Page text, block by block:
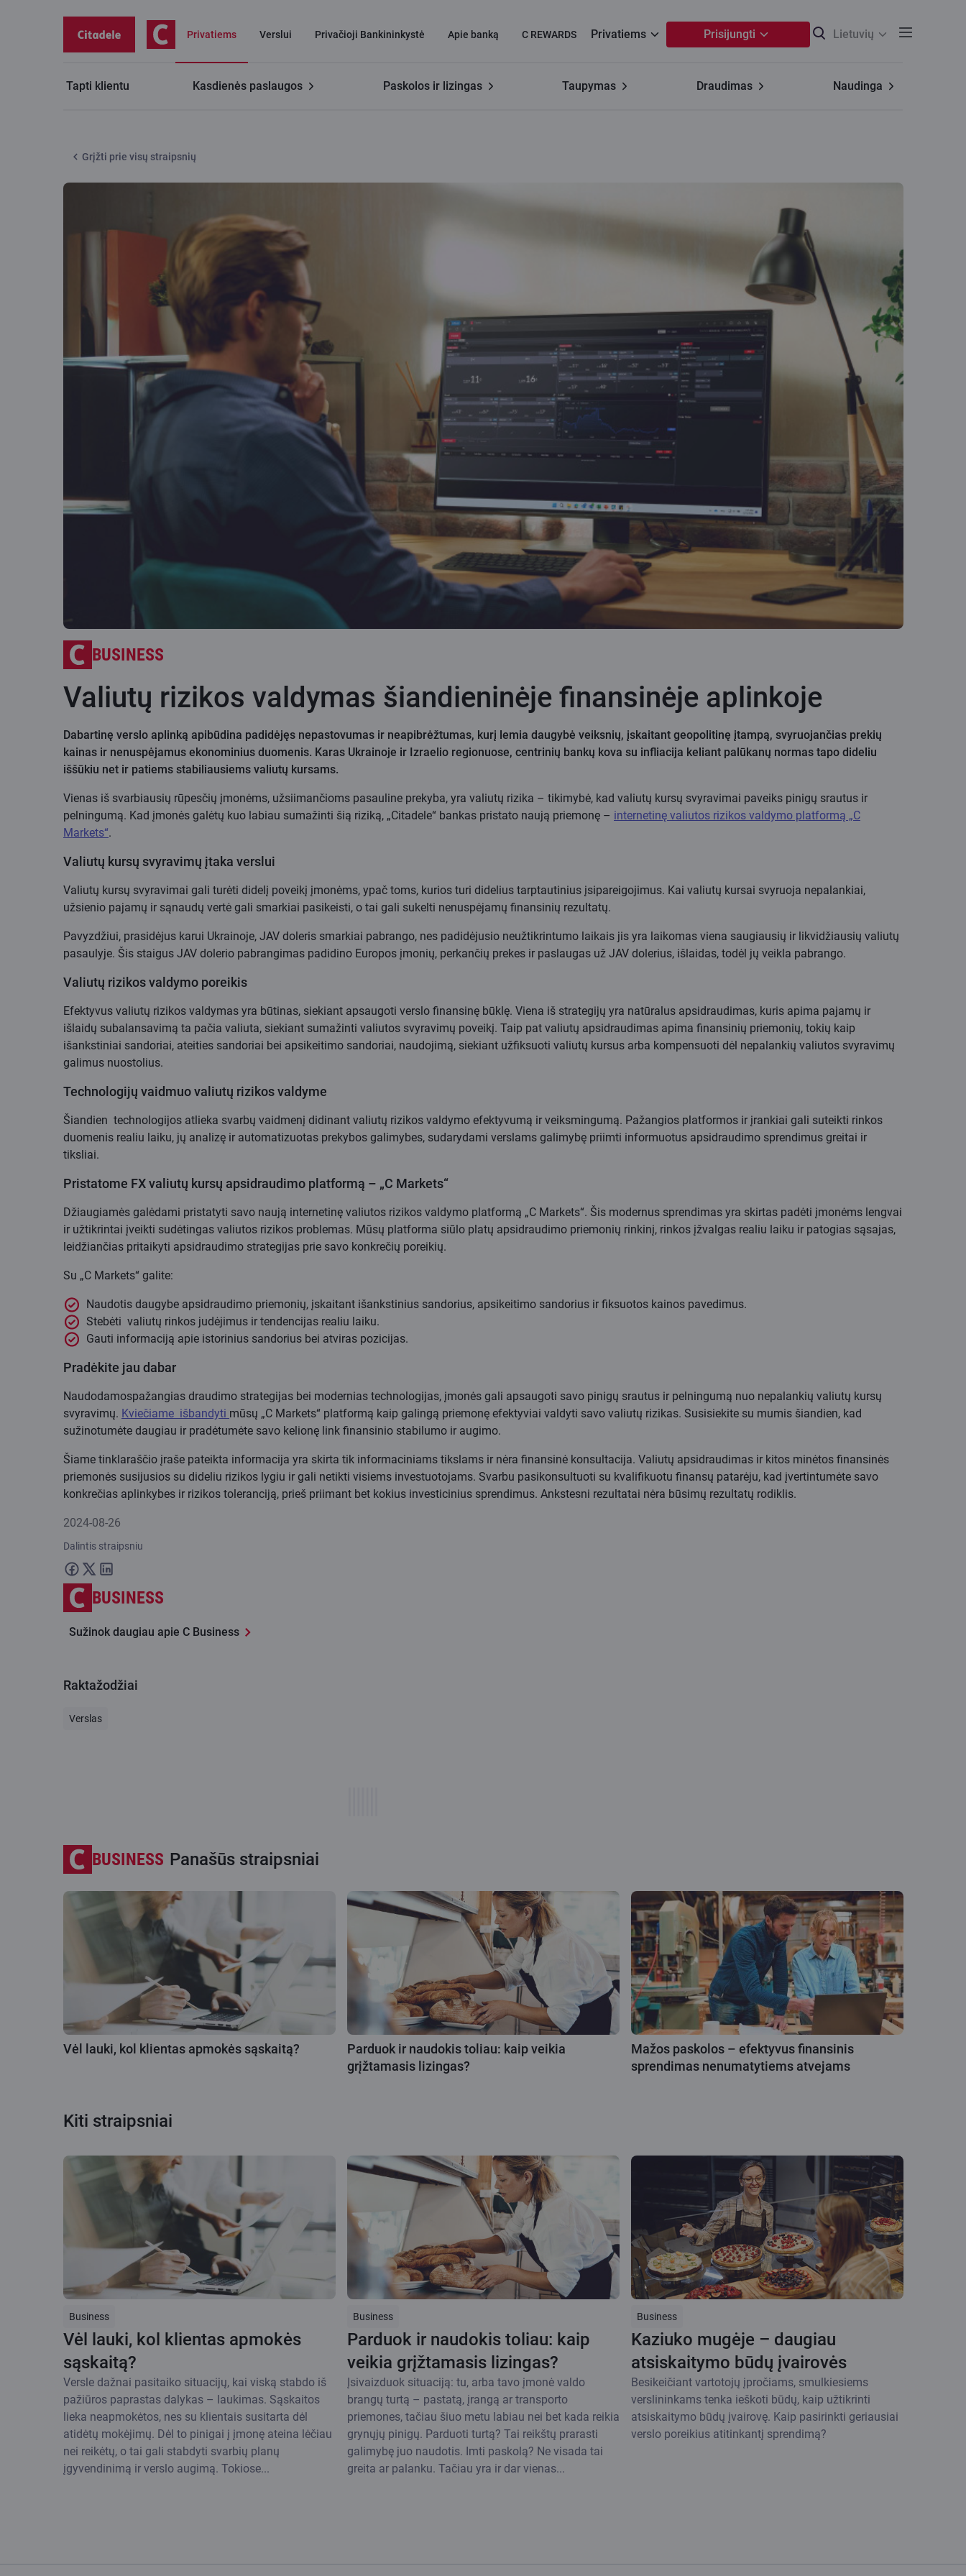
Privatiems Verslui Privačioji Bankininkystė Apie banką C REWARDS Privatiems Prisijungti Lietuvių
Tapti klientu Kasdienės paslaugos Paskolos ir lizingas Taupymas Draudimas Naudinga
Grįžti prie visų straipsnių
BUSINESS
Valiutų rizikos valdymas šiandieninėje finansinėje aplinkoje
Dabartinę verslo aplinką apibūdina padidėjęs nepastovumas ir neapibrėžtumas, kurį lemia daugybė veiksnių, įskaitant geopolitinę įtampą, svyruojančias prekių
kainas ir nenuspėjamus ekonominius duomenis. Karas Ukrainoje ir Izraelio regionuose, centrinių bankų kova su infliacija keliant palūkanų normas tapo dideliu
iššūkiu net ir patiems stabiliausiems valiutų kursams.
Vienas iš svarbiausių rūpesčių įmonėms, užsiimančioms pasauline prekyba, yra valiutų rizika – tikimybė, kad valiutų kursų svyravimai paveiks pinigų srautus ir
pelningumą. Kad įmonės galėtų kuo labiau sumažinti šią riziką, „Citadele“ bankas pristato naują priemonę – internetinę valiutos rizikos valdymo platformą „C
Markets“.
Valiutų kursų svyravimų įtaka verslui
Valiutų kursų svyravimai gali turėti didelį poveikį įmonėms, ypač toms, kurios turi didelius tarptautinius įsipareigojimus. Kai valiutų kursai svyruoja nepalankiai,
užsienio pajamų ir sąnaudų vertė gali smarkiai pasikeisti, o tai gali sukelti nenuspėjamų finansinių rezultatų.
Pavyzdžiui, prasidėjus karui Ukrainoje, JAV doleris smarkiai pabrango, nes padidėjusio neužtikrintumo laikais jis yra laikomas viena saugiausių ir likvidžiausių valiutų
pasaulyje. Šis staigus JAV dolerio pabrangimas padidino Europos įmonių, perkančių prekes ir paslaugas už JAV dolerius, išlaidas, todėl jų veikla pabrango.
Valiutų rizikos valdymo poreikis
Efektyvus valiutų rizikos valdymas yra būtinas, siekiant apsaugoti verslo finansinę būklę. Viena iš strategijų yra natūralus apsidraudimas, kuris apima pajamų ir
išlaidų subalansavimą ta pačia valiuta, siekiant sumažinti valiutos svyravimų poveikį. Taip pat valiutų apsidraudimas apima finansinių priemonių, tokių kaip
išankstiniai sandoriai, ateities sandoriai bei apsikeitimo sandoriai, naudojimą, siekiant užfiksuoti valiutų kursus arba kompensuoti dėl nepalankių valiutos svyravimų
galimus nuostolius.
Technologijų vaidmuo valiutų rizikos valdyme
Šiandien technologijos atlieka svarbų vaidmenį didinant valiutų rizikos valdymo efektyvumą ir veiksmingumą. Pažangios platformos ir įrankiai gali suteikti rinkos
duomenis realiu laiku, jų analizę ir automatizuotas prekybos galimybes, sudarydami verslams galimybę priimti informuotus apsidraudimo sprendimus greitai ir
tiksliai.
Pristatome FX valiutų kursų apsidraudimo platformą – „C Markets“
Džiaugiamės galėdami pristatyti savo naują internetinę valiutos rizikos valdymo platformą „C Markets“. Šis modernus sprendimas yra skirtas padėti įmonėms lengvai
ir užtikrintai įveikti sudėtingas valiutos rizikos problemas. Mūsų platforma siūlo platų apsidraudimo priemonių rinkinį, rinkos įžvalgas realiu laiku ir patogias sąsajas,
leidžiančias pritaikyti apsidraudimo strategijas prie savo konkrečių poreikių.
Su „C Markets“ galite:
Naudotis daugybe apsidraudimo priemonių, įskaitant išankstinius sandorius, apsikeitimo sandorius ir fiksuotos kainos pavedimus.
Stebėti valiutų rinkos judėjimus ir tendencijas realiu laiku.
Gauti informaciją apie istorinius sandorius bei atviras pozicijas.
Pradėkite jau dabar
Naudodamospažangias draudimo strategijas bei modernias technologijas, įmonės gali apsaugoti savo pinigų srautus ir pelningumą nuo nepalankių valiutų kursų
svyravimų. Kviečiame išbandyti mūsų „C Markets“ platformą kaip galingą priemonę efektyviai valdyti savo valiutų rizikas. Susisiekite su mumis šiandien, kad
sužinotumėte daugiau ir pradėtumėte savo kelionę link finansinio stabilumo ir augimo.
Šiame tinklaraščio įraše pateikta informacija yra skirta tik informaciniams tikslams ir nėra finansinė konsultacija. Valiutų apsidraudimas ir kitos minėtos finansinės
priemonės susijusios su dideliu rizikos lygiu ir gali netikti visiems investuotojams. Svarbu pasikonsultuoti su kvalifikuotu finansų patarėju, kad įvertintumėte savo
konkrečias aplinkybes ir rizikos toleranciją, prieš priimant bet kokius investicinius sprendimus. Ankstesni rezultatai nėra būsimų rezultatų rodiklis.
2024-08-26
BUSINESS
Sužinok daugiau apie C Business
Dalintis straipsniu
Raktažodžiai
Verslas
BUSINESS Panašūs straipsniai
Vėl lauki, kol klientas apmokės sąskaitą?
Parduok ir naudokis toliau: kaip veikia
grįžtamasis lizingas?
Mažos paskolos – efektyvus finansinis
sprendimas nenumatytiems atvejams
Kiti straipsniai
Business
Vėl lauki, kol klientas apmokės
sąskaitą?
Versle dažnai pasitaiko situacijų, kai viską stabdo iš
pažiūros paprastas dalykas – laukimas. Sąskaitos
lieka neapmokėtos, nes su klientais susitarta dėl
atidėtų mokėjimų. Dėl to pinigai į įmonę ateina lėčiau
nei reikėtų, o tai gali stabdyti svarbių planų
įgyvendinimą ir verslo augimą. Tokiose...
Business
Parduok ir naudokis toliau: kaip
veikia grįžtamasis lizingas?
Įsivaizduok situaciją: tu, arba tavo įmonė valdo
brangų turtą – pastatą, įrangą ar transporto
priemones, tačiau šiuo metu labiau nei bet kada reikia
grynųjų pinigų. Parduoti turtą? Tai reikštų prarasti
galimybę juo naudotis. Imti paskolą? Ne visada tai
greita ar palanku. Tačiau yra ir dar vienas...
Business
Kaziuko mugėje – daugiau
atsiskaitymo būdų įvairovės
Besikeičiant vartotojų įpročiams, smulkiesiems
verslininkams tenka ieškoti būdų, kaip užtikrinti
atsiskaitymo būdų įvairovę. Kaip pasirinkti geriausiai
verslo poreikius atitinkantį sprendimą?